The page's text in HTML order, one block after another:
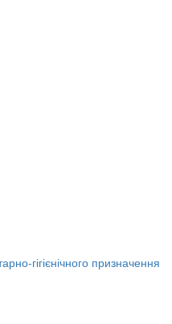
гігієнічного призначення